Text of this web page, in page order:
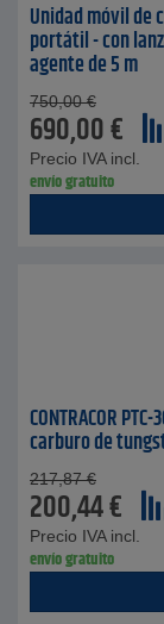
Unidad móvil de
portátil - con
agente de 5 m
750,00 €
690,00€
Precio IVA incl.
envío gratuito
CONTRACOR
carburo de
217,87 €
200,44€
Precio IVA incl.
envío gratuito